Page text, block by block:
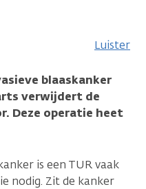
Luister
blaaskanker
verwijdert de
Deze operatie heet
is een TUR vaak
nodig. Zit de kanker